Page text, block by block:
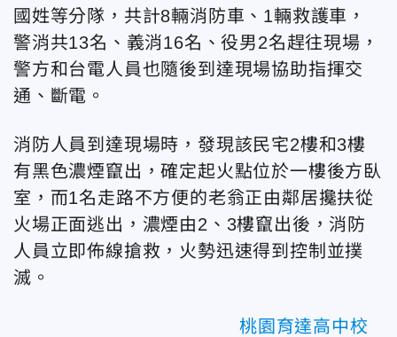
國姓等分隊，共計8輛消防車、1輛救護車，
警消共13名、義消16名、役男2名趕往現場，
警方和台電人員也隨後到達現場協助指揮交
通、斷電。
消防人員到達現場時，發現該民宅2樓和3樓
有黑色濃煙竄出，確定起火點位於一樓後方臥
室，而1名走路不方便的老翁正由鄰居攙扶從
火場正面逃出，濃煙由2、3樓竄出後，消防
人員立即佈線搶救，火勢迅速得到控制並撲
滅。
桃園育達高中校